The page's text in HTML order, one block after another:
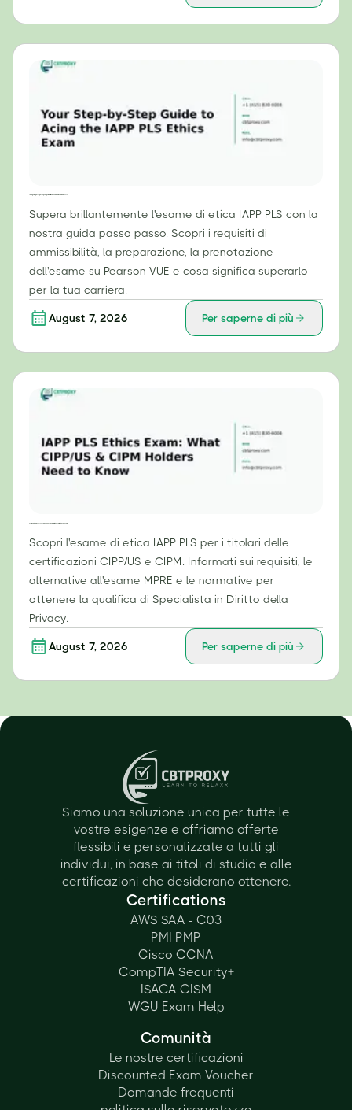
Supera brillantemente l'esame di etica IAPP PLS con la
nostra guida passo passo. Scopri i requisiti di
ammissibilità, la preparazione, la prenotazione
dell'esame su Pearson VUE e cosa significa superarlo
per la tua carriera.
August 7, 2026 Per saperne di più
Scopri l'esame di etica IAPP PLS per i titolari delle
certificazioni CIPP/US e CIPM. Informati sui requisiti, le
alternative all'esame MPRE e le normative per
ottenere la qualifica di Specialista in Diritto della
Privacy.
August 7, 2026 Per saperne di più
Siamo una soluzione unica per tutte le
vostre esigenze e offriamo offerte
flessibili e personalizzate a tutti gli
individui, in base ai titoli di studio e alle
certificazioni che desiderano ottenere.
Certifications
AWS SAA - C03
PMI PMP
Cisco CCNA
CompTIA Security+
ISACA CISM
WGU Exam Help
Comunità
Le nostre certificazioni
Discounted Exam Voucher
Domande frequenti